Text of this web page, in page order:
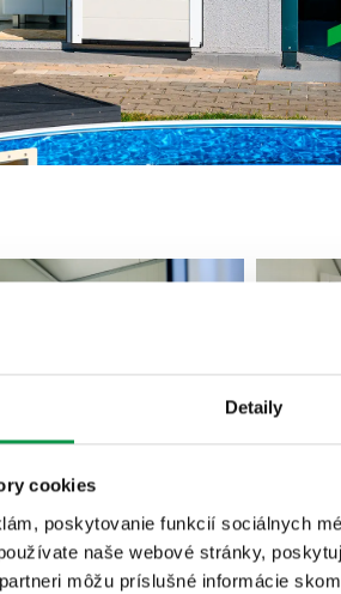
Detaily
cookies
poskytovanie funkcií sociálnych
naše webové stránky,
môžu príslušné informácie